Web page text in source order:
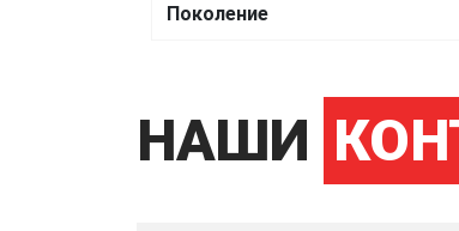
Поколение
НАШИ